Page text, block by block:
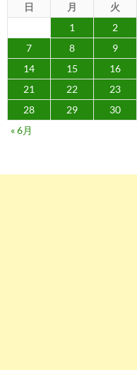
日 月 火
1
2
7
8 9
14
15 16
21
22 23
28
29 30
« 6月